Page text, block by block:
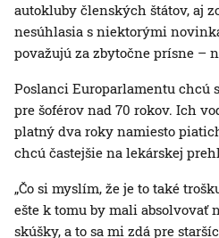
autokluby členských štátov, aj
nesúhlasia s niektorými
považujú za zbytočne prísne –
Poslanci Europarlamentu
pre šoférov nad 70 rokov. Ich
platný dva roky namiesto
chcú častejšie na lekárskej
„Čo si myslím, že je to také
ešte k tomu by mali absolvovať
skúšky, a to sa mi zdá pre